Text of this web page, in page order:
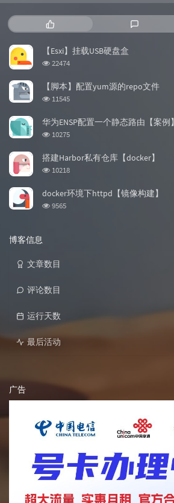
热
门
文
章
新
【Esxi】挂载USB硬盘盒
浏
次
数:
22474
【脚本】配置yum源的repo文件
浏
次
数:
11545
华为ENSP配置一个静态路由【案例】
浏
次
数:
10275
搭建Harbor私有仓库【docker】
浏
次
10218
docker环境下httpd【镜像构建】
浏
9565
博客信息
文章数目
评论数目
运行天数
最后活动
广告